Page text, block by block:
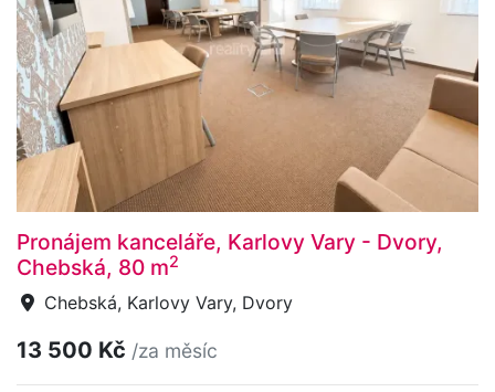
Pronájem kanceláře, Karlovy Vary - Dvory,
Chebská, 80 m2
Chebská, Karlovy Vary, Dvory
13 500 Kč /za měsíc